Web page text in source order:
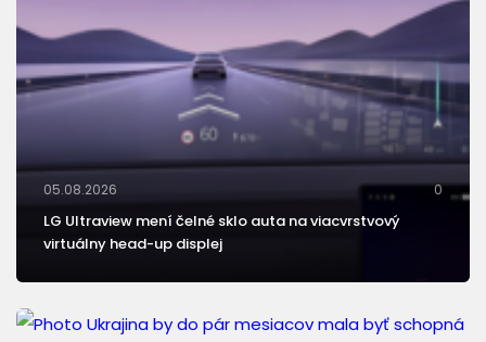
05.08.2026 0
LG Ultraview mení čelné sklo auta na viacvrstvový
virtuálny head-up displej